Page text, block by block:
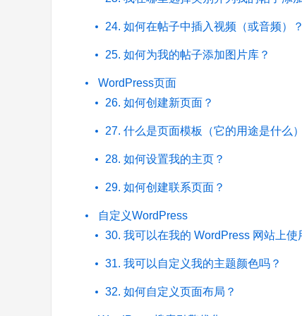
24. 如何在帖子中插入视频（或音频）？
25. 如何为我的帖子添加图片库？
WordPress页面
26. 如何创建新页面？
27. 什么是页面模板（它的用途是什么
28. 如何设置我的主页？
29. 如何创建联系页面？
自定义WordPress
30. 我可以在我的 WordPress 网站上使
31. 我可以自定义我的主题颜色吗？
32. 如何自定义页面布局？